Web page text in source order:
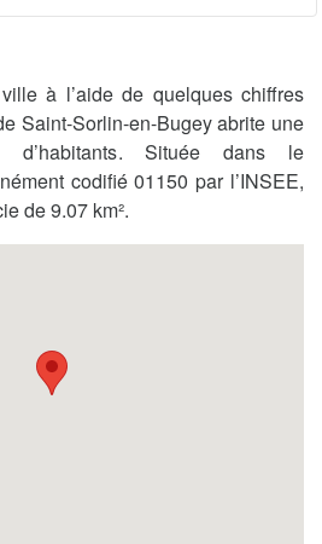
à l’aide de quelques chiffres
Saint-Sorlin-en-Bugey abrite une
d’habitants. Située dans le
codifié 01150 par l’INSEE,
de 9.07 km².